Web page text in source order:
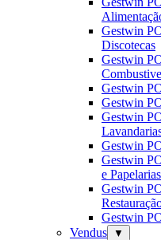
Gestwin
Discotecas
Gestwin
Gestwin
Gestwin
Gestwin
Gestwin
Gestwin
e Papelarias
Gestwin
Gestwin
Vendus
▼